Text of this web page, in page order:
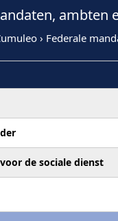
ambten
› Federale
de sociale dienst